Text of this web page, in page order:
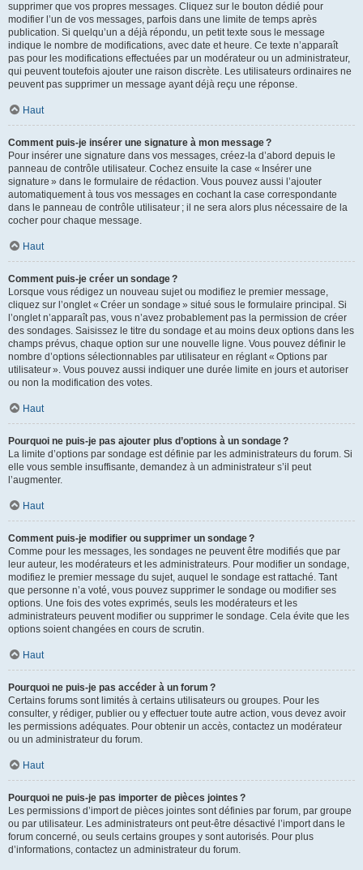
supprimer que vos propres messages. Cliquez sur le bouton dédié pour
modifier l’un de vos messages, parfois dans une limite de temps après
publication. Si quelqu’un a déjà répondu, un petit texte sous le message
indique le nombre de modifications, avec date et heure. Ce texte n’apparaît
pas pour les modifications effectuées par un modérateur ou un administrateur,
qui peuvent toutefois ajouter une raison discrète. Les utilisateurs ordinaires ne
peuvent pas supprimer un message ayant déjà reçu une réponse.
Haut
Comment puis-je insérer une signature à mon message ?
Pour insérer une signature dans vos messages, créez-la d’abord depuis le
panneau de contrôle utilisateur. Cochez ensuite la case « Insérer une
signature » dans le formulaire de rédaction. Vous pouvez aussi l’ajouter
automatiquement à tous vos messages en cochant la case correspondante
dans le panneau de contrôle utilisateur ; il ne sera alors plus nécessaire de la
cocher pour chaque message.
Haut
Comment puis-je créer un sondage ?
Lorsque vous rédigez un nouveau sujet ou modifiez le premier message,
cliquez sur l’onglet « Créer un sondage » situé sous le formulaire principal. Si
l’onglet n’apparaît pas, vous n’avez probablement pas la permission de créer
des sondages. Saisissez le titre du sondage et au moins deux options dans les
champs prévus, chaque option sur une nouvelle ligne. Vous pouvez définir le
nombre d’options sélectionnables par utilisateur en réglant « Options par
utilisateur ». Vous pouvez aussi indiquer une durée limite en jours et autoriser
ou non la modification des votes.
Haut
Pourquoi ne puis-je pas ajouter plus d’options à un sondage ?
La limite d’options par sondage est définie par les administrateurs du forum. Si
elle vous semble insuffisante, demandez à un administrateur s’il peut
l’augmenter.
Haut
Comment puis-je modifier ou supprimer un sondage ?
Comme pour les messages, les sondages ne peuvent être modifiés que par
leur auteur, les modérateurs et les administrateurs. Pour modifier un sondage,
modifiez le premier message du sujet, auquel le sondage est rattaché. Tant
que personne n’a voté, vous pouvez supprimer le sondage ou modifier ses
options. Une fois des votes exprimés, seuls les modérateurs et les
administrateurs peuvent modifier ou supprimer le sondage. Cela évite que les
options soient changées en cours de scrutin.
Haut
Pourquoi ne puis-je pas accéder à un forum ?
Certains forums sont limités à certains utilisateurs ou groupes. Pour les
consulter, y rédiger, publier ou y effectuer toute autre action, vous devez avoir
les permissions adéquates. Pour obtenir un accès, contactez un modérateur
ou un administrateur du forum.
Haut
Pourquoi ne puis-je pas importer de pièces jointes ?
Les permissions d’import de pièces jointes sont définies par forum, par groupe
ou par utilisateur. Les administrateurs ont peut-être désactivé l’import dans le
forum concerné, ou seuls certains groupes y sont autorisés. Pour plus
d’informations, contactez un administrateur du forum.